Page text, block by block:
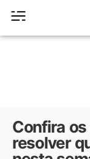
Confira
resolver